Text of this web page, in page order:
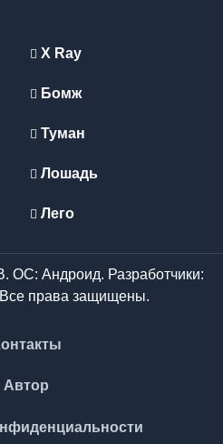
X Ray
Бомж
Туман
Лошадь
Лего
ОС: Андроид. Разработчики:
права защищены.
Автор